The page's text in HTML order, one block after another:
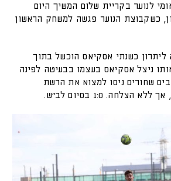
לנוער בקריית שלום המשיך היום
כשקבוצת הנוער פגשה למשחק הראשון
עלתה ליתרון כשנתי אסקיאס הוכשל בתוך
ניצל אסקיאס בעצמו בבעיטה לפינה
שחורים ניסו למצוא את הרשת
1:0 בסיום לב"ש.